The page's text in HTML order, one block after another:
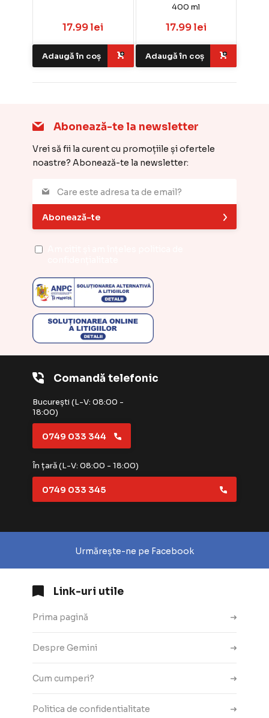
17.99 lei
Adaugă în coș
400 ml
17.99 lei
Adaugă în coș
Comandă telefonic
București (L-V: 08:00 -
18:00)
0749 033 344
În țară (L-V: 08:00 - 18:00)
0749 033 345
Urmărește-ne pe Facebook
Link-uri utile
Prima pagină
Despre Gemini
Cum cumperi?
Politica de confidentialitate
Abonează-te la newsletter
Vrei să fii la curent cu promoțiile și ofertele
noastre? Abonează-te la newsletter:
Abonează-te